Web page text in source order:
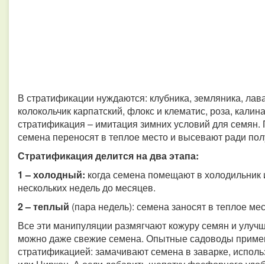
В стратификации нуждаются: клубника, земляника,
колокольчик карпатский, флокс и клематис, роза,
стратификация – имитация зимних условий для
семена переносят в теплое место и высевают ради
Стратификация делится на два этапа:
1 – холодный: когда семена помещают в
нескольких недель до месяцев.
2 – теплый (пара недель): семена заносят в теплое
Все эти манипуляции размягчают кожуру семян и
можно даже свежие семена. Опытные садоводы
стратификацией: замачивают семена в заварке,